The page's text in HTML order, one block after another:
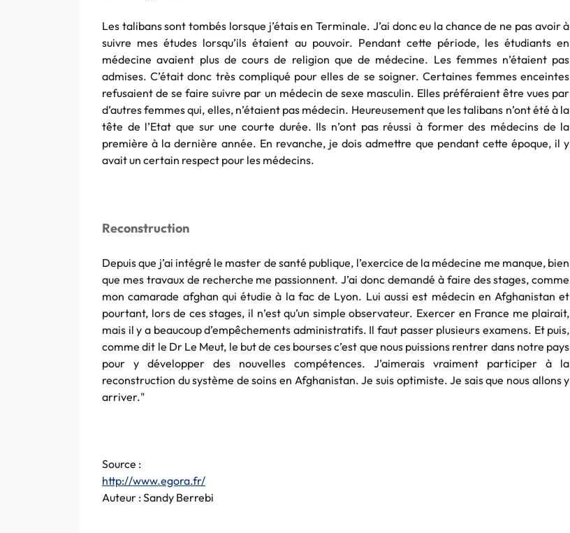
Les talibans sont tombés lorsque j’étais en Terminale. J’ai donc eu la chance de ne pas avoir à
suivre mes études lorsqu’ils étaient au pouvoir. Pendant cette période, les étudiants en
médecine avaient plus de cours de religion que de médecine. Les femmes n’étaient pas
admises. C’était donc très compliqué pour elles de se soigner. Certaines femmes enceintes
refusaient de se faire suivre par un médecin de sexe masculin. Elles préféraient être vues par
d’autres femmes qui, elles, n’étaient pas médecin. Heureusement que les talibans n’ont été à la
tête de l’Etat que sur une courte durée. Ils n’ont pas réussi à former des médecins de la
première à la dernière année. En revanche, je dois admettre que pendant cette époque, il y
avait un certain respect pour les médecins.
Reconstruction
Depuis que j’ai intégré le master de santé publique, l’exercice de la médecine me manque, bien
que mes travaux de recherche me passionnent. J’ai donc demandé à faire des stages, comme
mon camarade afghan qui étudie à la fac de Lyon. Lui aussi est médecin en Afghanistan et
pourtant, lors de ces stages, il n’est qu’un simple observateur. Exercer en France me plairait,
mais il y a beaucoup d’empêchements administratifs. Il faut passer plusieurs examens. Et puis,
comme dit le Dr Le Meut, le but de ces bourses c’est que nous puissions rentrer dans notre pays
pour y développer des nouvelles compétences. J’aimerais vraiment participer à la
reconstruction du système de soins en Afghanistan. Je suis optimiste. Je sais que nous allons y
arriver."
Source :
http://www.egora.fr/
Auteur : Sandy Berrebi